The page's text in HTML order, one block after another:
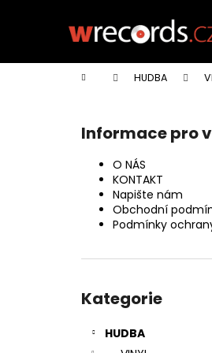
Domů HUDBA
Informace pro
O NÁS
KONTAKT
Napište nám
Obchodní
Podmínky
kategorie
Kategorie
HUDBA
í
Zpět
do
Zpět
do